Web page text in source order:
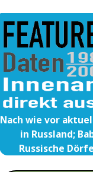
Nach wie vor
in Russland;
Russische